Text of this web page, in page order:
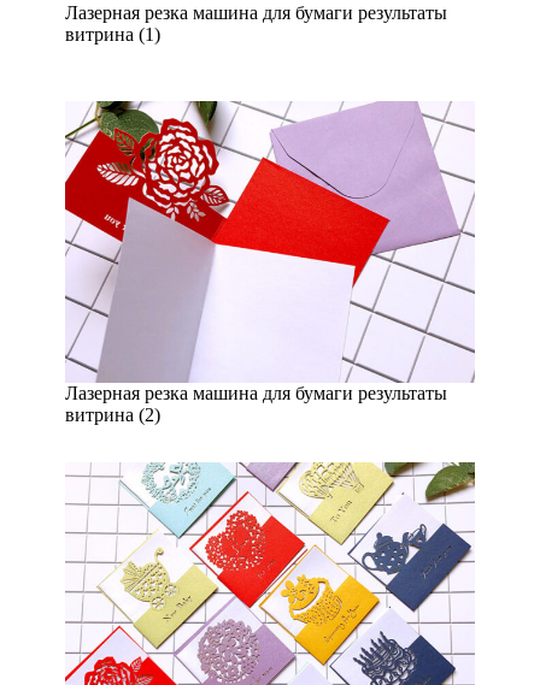
Лазерная резка машина для бумаги результаты
витрина (1)
Лазерная резка машина для бумаги результаты
витрина (2)